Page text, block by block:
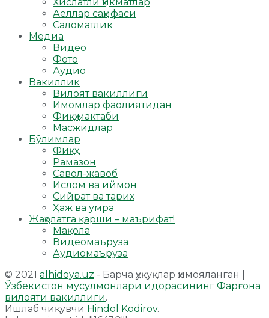
Аёллар саҳифаси
Саломатлик
Медиа
Видео
Фото
Аудио
Вакиллик
Вилоят вакиллиги
Имомлар фаолиятидан
Фиқҳ мактаби
Масжидлар
Бўлимлар
Фиқҳ
Рамазон
Савол-жавоб
Ислом ва иймон
Сийрат ва тарих
Ҳаж ва умра
Жаҳолатга қарши – маърифат!
Мақола
Видеомаъруза
Аудиомаъруза
© 2021 alhidoya.uz - Барча ҳуқуқлар ҳимояланган |
Ўзбекистон мусулмонлари идорасининг Фарғона
вилояти вакиллиги.
Ишлаб чиқувчи Hindol Kodirov.